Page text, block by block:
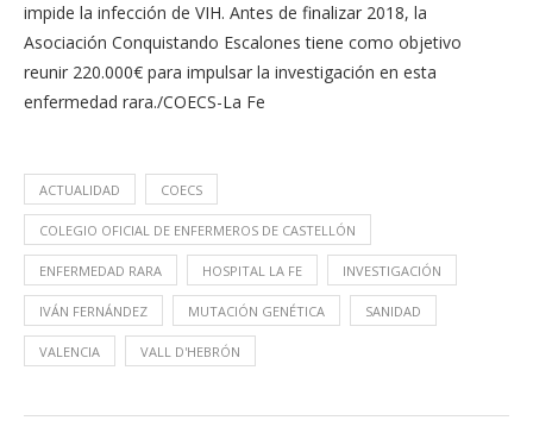
impide la infección de VIH. Antes de finalizar 2018, la
Asociación Conquistando Escalones tiene como objetivo
reunir 220.000€ para impulsar la investigación en esta
enfermedad rara./COECS-La Fe
ACTUALIDAD COECS
COLEGIO OFICIAL DE ENFERMEROS DE CASTELLÓN
ENFERMEDAD RARA HOSPITAL LA FE INVESTIGACIÓN
IVÁN FERNÁNDEZ MUTACIÓN GENÉTICA SANIDAD
VALENCIA VALL D'HEBRÓN